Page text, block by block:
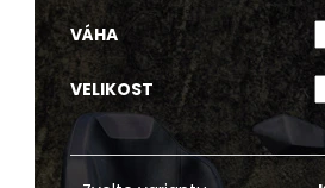
VÁHA
VELIKOST